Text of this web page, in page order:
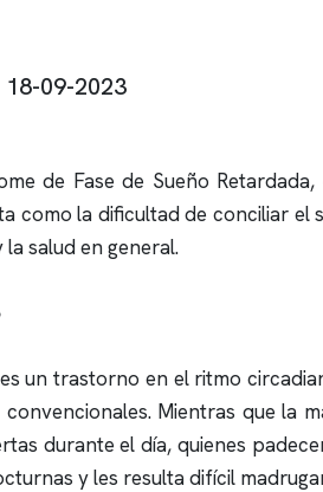
18-09-2023
de Fase de Sueño
como la dificultad de conciliar
la salud en general.
es un trastorno en el ritmo
convencionales. Mientras que la
durante el día, quienes
y les resulta difícil